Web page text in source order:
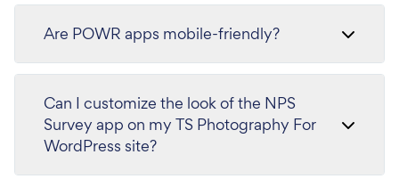
Are POWR apps mobile-friendly?
Can I customize the look of the NPS
Survey app on my TS Photography For
WordPress site?